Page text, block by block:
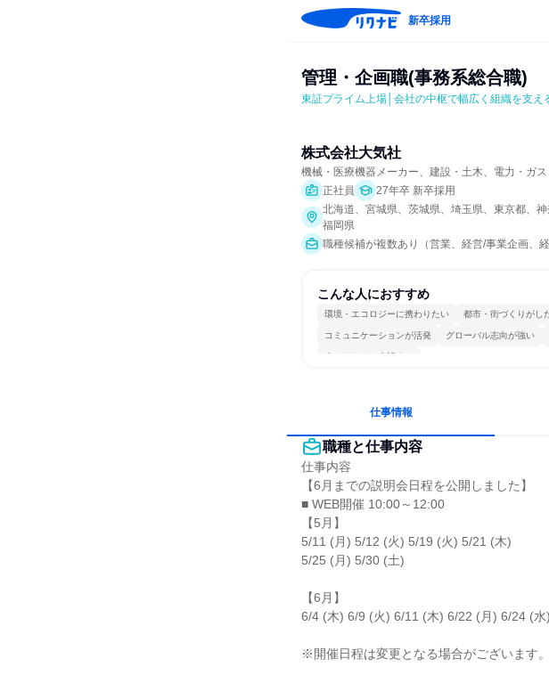
新卒採用
管理・企画職(事務系総合職)
東証プライム上場│会社の中枢で幅広く組織を支え
株式会社大気社
機械・医療機器メーカー、建設・土木、電力・ガ
正社員
27年卒 新卒採用
北海道、宮城県、茨城県、埼玉県、東京都、
福岡県
職種候補が複数あり（営業、経営/事業企画、
こんな人におすすめ
環境・エコロジーに携わりたい 都市・街づくりがし
コミュニケーションが活発 グローバル志向が強い
人とたくさん会話する
仕事情報
職種と仕事内容
仕事内容
【6月までの説明会日程を公開しました】
■ WEB開催 10:00～12:00
【5月】
5/11 (月) 5/12 (火) 5/19 (火) 5/21 (木)
5/25 (月) 5/30 (土)
【6月】
6/4 (木) 6/9 (火) 6/11 (木) 6/22 (月) 6/24 (水)
※開催日程は変更となる場合がございます